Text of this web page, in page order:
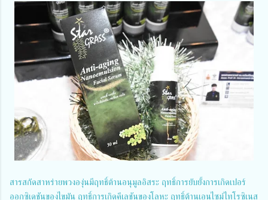
สารสกัดสาหร่ายพวงองุ่นมีฤทธิ์ต้านอนุมูลอิสระ ฤทธิ์การยับยั้งการเกิดเปอร์
ออกซิเดชันของไขมัน ฤทธิ์การเกิดคีเลชันของโลหะ ฤทธิ์ต้านเอนไซม์ไทโรซิเนส